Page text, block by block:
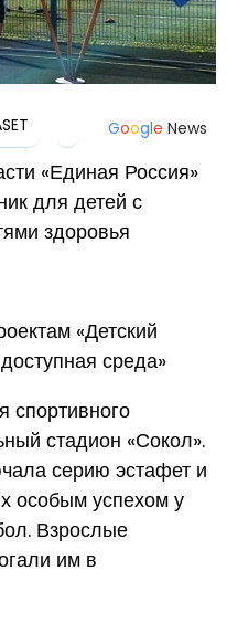
Google News
«Единая Россия»
для детей с
здоровья
«Детский
среда»
стадион «Сокол».
серию эстафет и
особым успехом у
Взрослые
им в